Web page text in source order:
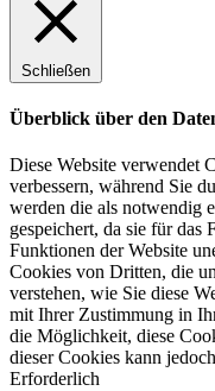
Schließen
Überblick über den
Diese Website verwendet
verbessern, während Sie
werden die als notwendig
gespeichert, da sie für das
Funktionen der Website
Cookies von Dritten, die
verstehen, wie Sie diese
mit Ihrer Zustimmung in
die Möglichkeit, diese
dieser Cookies kann
Erforderlich